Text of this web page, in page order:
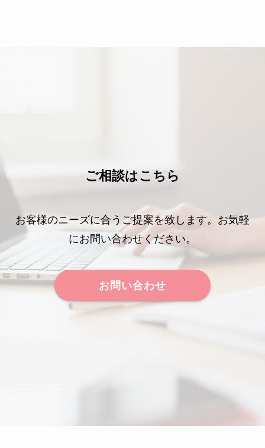
ご相談はこちら
お客様のニーズに合うご提案を致します。お気軽
にお問い合わせください。
お問い合わせ